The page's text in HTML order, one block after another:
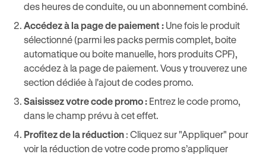
des heures de conduite, ou un abonnement combiné.
Accédez à la page de paiement : Une fois le produit
sélectionné (parmi les packs permis complet, boite
automatique ou boite manuelle, hors produits CPF),
accédez à la page de paiement. Vous y trouverez une
section dédiée à l'ajout de codes promo.
Saisissez votre code promo : Entrez le code promo,
dans le champ prévu à cet effet.
Profitez de la réduction : Cliquez sur "Appliquer" pour
voir la réduction de votre code promo s’appliquer